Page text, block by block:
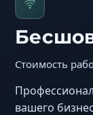
Стоимость
вашего